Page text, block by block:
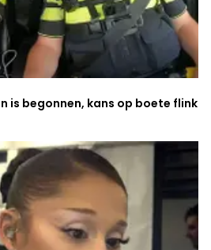
is begonnen, kans op boete flink